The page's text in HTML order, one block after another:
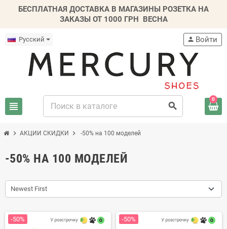
БЕСПЛАТНАЯ ДОСТАВКА В МАГАЗИНЫ РОЗЕТКА НА
ЗАКАЗЫ ОТ 1000 ГРН ВЕСНА
Русский
view_headline search
person Войти
0
chevron_right АКЦИИ СКИДКИ chevron_right -50% на 100 моделей
-50% НА 100 МОДЕЛЕЙ
Newest First
-50% -50%